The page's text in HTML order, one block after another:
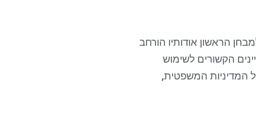
הראשון אודותיו הורחב
הקשורים לשימוש
המדיניות המשפטית,